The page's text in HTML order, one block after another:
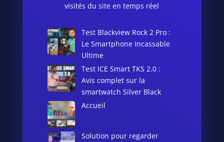
visités du site en temps réel
Test Blackview Rock 2 Pro :
Le Smartphone Incassable
Ultime
Test ICE Smart TKS 2.0 :
Avis complet sur la
smartwatch Silver Black
Accueil
Solution pour regarder